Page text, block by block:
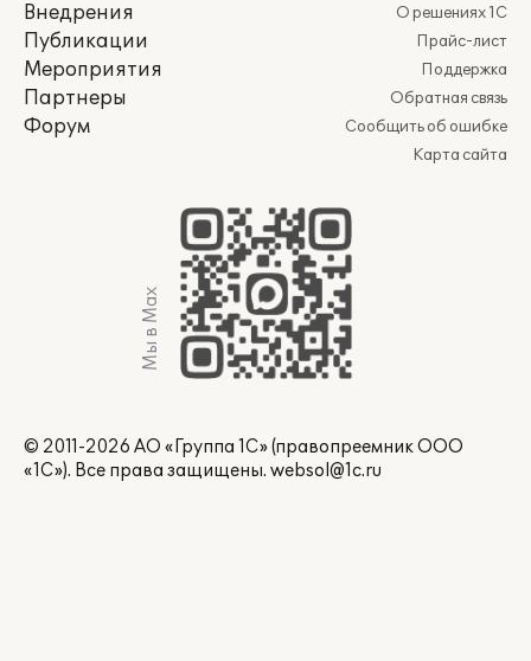
Внедрения
Публикации
Мероприятия
Партнеры
Форум
О решениях 1С
Прайс-лист
Поддержка
Обратная связь
Сообщить об ошибке
Карта сайта
Мы в Max
© 2011-2026 АО «Группа 1С» (правопреемник ООО
«1С»). Все права защищены. websol@1c.ru